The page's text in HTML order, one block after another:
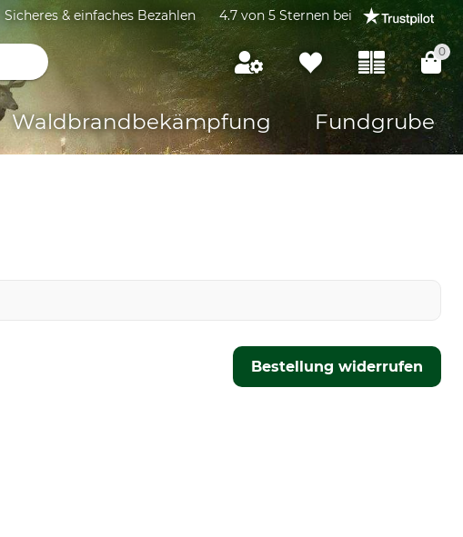
Sicheres & einfaches Bezahlen 4.7 von 5 Sternen bei
0
Waldbrandbekämpfung Fundgrube
Bestellung widerrufen